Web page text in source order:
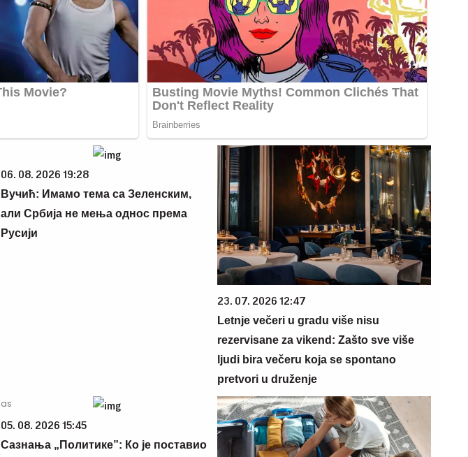
06. 08. 2026 19:28
Вучић: Имамо тема са Зеленским,
али Србија не мења однос према
Русији
23. 07. 2026 12:47
Letnje večeri u gradu više nisu
rezervisane za vikend: Zašto sve više
ljudi bira večeru koja se spontano
pretvori u druženje
05. 08. 2026 15:45
Сазнања „Политике”: Ко је поставио